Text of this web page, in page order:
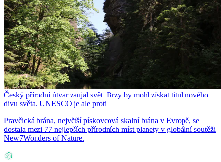
Český přírodní útvar zaujal svět. Brzy by mohl získat titul nového
divu světa. UNESCO je ale proti
Pravčická brána, největší pískovcová skalní brána v Evropě, se
dostala mezi 77 nejlepších přírodních míst planety v globální soutěži
New7Wonders of Nature.